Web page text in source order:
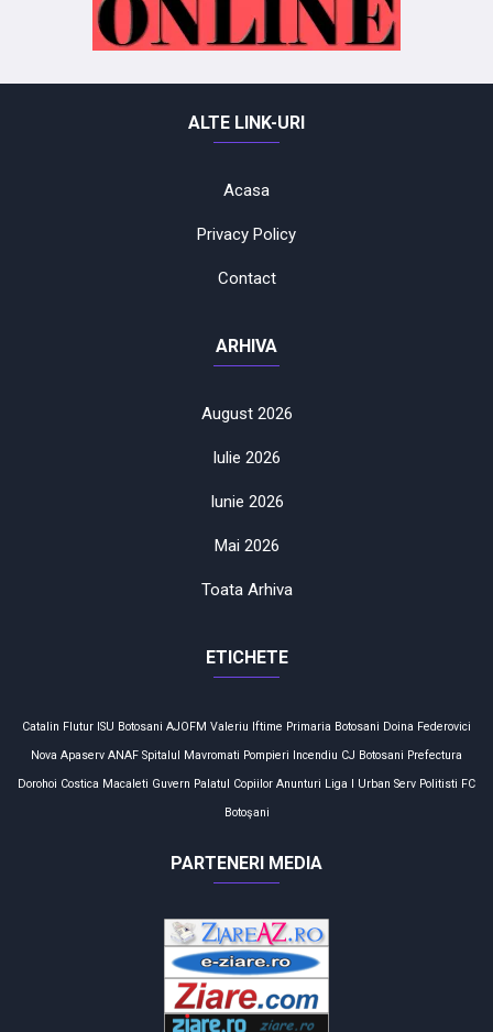
ALTE LINK-URI
Acasa
Privacy Policy
Contact
ARHIVA
August 2026
Iulie 2026
Iunie 2026
Mai 2026
Toata Arhiva
ETICHETE
Catalin Flutur ISU Botosani AJOFM Valeriu Iftime Primaria Botosani Doina Federovici
Nova Apaserv ANAF Spitalul Mavromati Pompieri Incendiu CJ Botosani Prefectura
Dorohoi Costica Macaleti Guvern Palatul Copiilor Anunturi Liga I Urban Serv Politisti FC
Botoşani
PARTENERI MEDIA